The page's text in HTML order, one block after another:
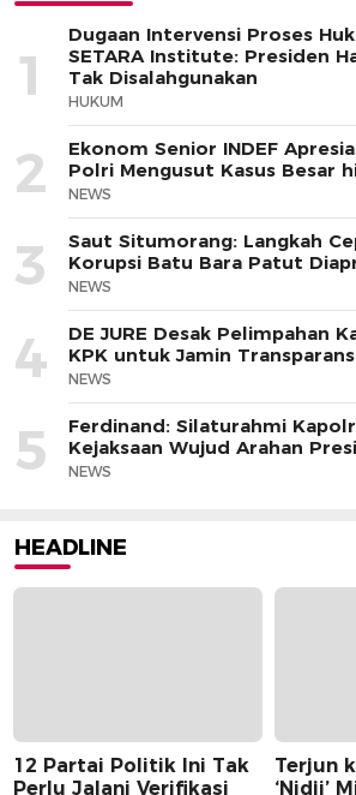
1
Dugaan Intervensi Proses
SETARA Institute: Presiden
Tak Disalahgunakan
HUKUM
2
Ekonom Senior INDEF
Polri Mengusut Kasus Besar
NEWS
3
Saut Situmorang: Langkah
Korupsi Batu Bara Patut
NEWS
4
DE JURE Desak Pelimpahan
KPK untuk Jamin
NEWS
5
Ferdinand: Silaturahmi
Kejaksaan Wujud Arahan
NEWS
HEADLINE
12 Partai Politik Ini Tak
Perlu Jalani Verifikasi
Terjun
‘Nidji’